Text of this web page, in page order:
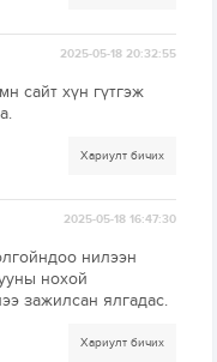
2025-05-18 20:32:55
сайт хүн гүтгэж
Хариулт бичих
2025-05-18 16:47:30
нилээн
нохой
зажилсан ялгадас.
Хариулт бичих